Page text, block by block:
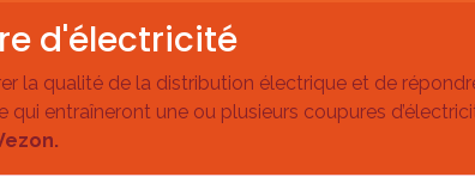
d'électricité
la qualité de la distribution électrique et de
qui entraîneront une ou plusieurs coupures